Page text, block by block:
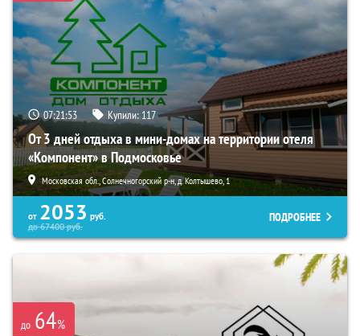
07:21:52 Купили: 117
От 3 дней отдыха в мини-домах на территории отеля
«Компонент» в Подмосковье
Московская обл., Солнечногорский р-н, д. Колтышево, 1
от 2053 руб.
до67400руб.
ПОДРОБНЕЕ
до 64%